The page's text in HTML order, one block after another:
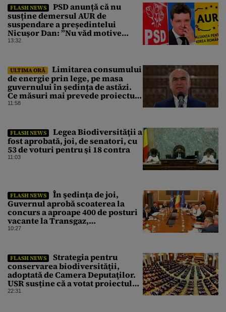
FLASH NEWS
PSD anunță că nu
susține demersul AUR de
suspendare a președintelui
Nicușor Dan: ”Nu văd motive
pentru care președintele ar trebui
13:32
ULTIMA ORĂ
Limitarea consumului
de energie prin lege, pe masa
guvernului în ședința de astăzi.
Ce măsuri mai prevede proiectul
în caz de pandemie, cutremur sau
11:58
FLASH NEWS
Legea Biodiversităţii a
fost aprobată, joi, de senatori, cu
53 de voturi pentru şi 18 contra
11:03
FLASH NEWS
În şedinţa de joi,
Guvernul aprobă scoaterea la
concurs a aproape 400 de posturi
vacante la Transgaz,
Transelectrica şi Hidroelectrica
10:27
FLASH NEWS
Strategia pentru
conservarea biodiversităţii,
adoptată de Camera Deputaţilor.
USR susține că a votat proiectul
cu amendamentele PSD pentru a
22:31